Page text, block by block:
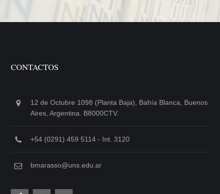
CONTACTOS
12 de Octubre 1098 (Planta Baja), Bahía Blanca, Buenos
Aires, Argentina. B8000CTV.
+54 (0291) 459 5114 - Int. 3120
bmarasso@uns.edu.ar